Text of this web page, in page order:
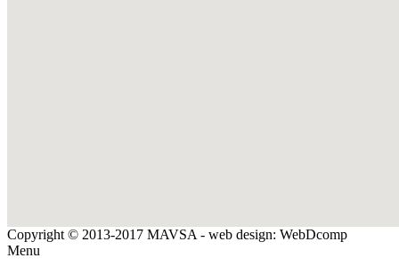
Copyright © 2013-2017 MAVSA - web design: WebDcomp
Menu